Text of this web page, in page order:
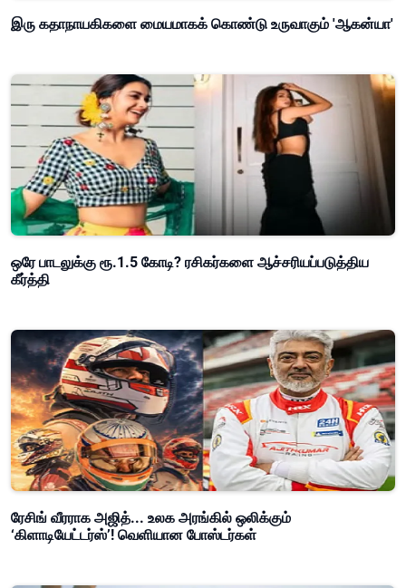
இரு கதாநாயகிகளை மையமாகக் கொண்டு உருவாகும் 'ஆகன்யா'
ஒரே பாடலுக்கு ரூ.1.5 கோடி? ரசிகர்களை ஆச்சரியப்படுத்திய
கீர்த்தி
ரேசிங் வீரராக அஜித்... உலக அரங்கில் ஒலிக்கும்
‘கிளாடியேட்டர்ஸ்’! வெளியான போஸ்டர்கள்